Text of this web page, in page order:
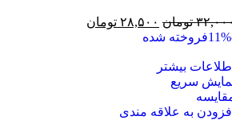
تومان ۲۸,۵۰۰ تومان
-
فروخته شده
اطلاعات بیشتر
سریع
افزودن به علاقه مندی